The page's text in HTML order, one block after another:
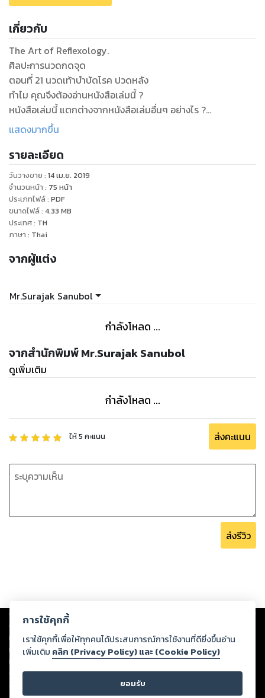
เกี่ยวกับ
The Art of Reflexology.
ศิลปะการนวดกดจุด
ตอนที่ 21 นวดเท้าบำบัดโรค ปวดหลัง
ทำไม คุณจึงต้องอ่านหนังสือเล่มนี้ ?
หนังสือเล่มนี้ แตกต่างจากหนังสือเล่มอื่นๆ อย่างไร ?
คุณจะได้อะไร จากหนังสือเล่มนี้ ?
บำบัดโรคด้วยรูปแบบ วิถีแห่งธรรมชาติ บำบัด
คุณเคยได้รับการบำบัดรักษาด้วยยาแผนปัจจุบันแล้ว แต่อาการไม่
ดีขึ้น
คุณไม่ต้องการ ใช้ยา กินยา ฉีดยา ฯ คุณยังคงเฝ้ามองหา วิธีการ
ใหม่ๆ เพื่อทำการบำบัดรักษา แต่วิธีไหน ? จะเป็นวิธีที่ สะดวก สบาย
เรียบง่าย ปลอดภัย และไม่มีสารพิษตกค้าง หนังสือเล่มนี้ เปรียบ
ออกจาก ถ้ำที่มืดมิด
หนังสือเล่มนี้ จะบอกให้คุณได้รู้ว่า วิทยาศาสตร์ และ ศิลปะ สามารถ
แต่ อย่าเพิ่งรีบเชื่อในสิ่งที่ฉันเขียน เพราะทุกสิ่งอาจจะไม่เป็นไปตาม
ที่ฉันเขียนหรือตามที่คุณคาดหวัง
ฉัน ไม่สามารถรับประกัน ได้ว่า ความรู้ในการนวดกดจุดเพื่อบำบัด
โรคของฉัน จะก่อให้เกิดผลลัพธ์ในการบำบัดที่มีประสิทธิภาพ
สำหรับคุณ เพราะยังมีปัจจัยหลายอย่างที่เกี่ยวข้อง เช่น
พฤติกรรมการใช้ชีวิต การกินอยู่หลับนอน ออกกำลังกายฯ
หนังสือเล่มนี้ แตกต่างจากหนังสือทั่วไป อย่างไร ?
หนังสือเล่มนี้ เขียนขึ้นจากการเก็บรวบรวมข้อมูลเกี่ยวกับการนวด
กดจุดสะท้อนเพื่อบำบัดโรค และจากประสบการณ์จริงในการนวด
กดจุด เพื่อบำบัดโรคของฉัน คนใกล้ตัวฉัน ซึ่งหากเป็นโรคหรือ
อาการ ไม่รุนแรง เช่น ปวดหัว วิงเวียน เป็นลม ไข้หวัด ผลการ
1) คุณจะได้รับรู้ความลับของศาสตร์และศิลป์แห่งการนวดกดจุด
Mr.Surajak Sanubol
แสดงมากขึ้น
รายละเอียด
วันวางขาย : 14 เม.ย. 2019
จำนวนหน้า : 75 หน้า
ประเภทไฟล์: PDF
ขนาดไฟล์: 4.33 MB
ประเทศ: TH
ภาษา : Thai
จากผู้แต่ง
Mr.Surajak Sanubol
กำลังโหลด ...
จากสำนักพิมพ์ Mr.Surajak Sanubol
ดูเพิ่มเติม
กำลังโหลด ...
ให้5 คะแนน ส่งคะแนน
ส่งรีวิว
Copyright © 2026
ต่อผลงานหรือเนื้อหาใดที่อัปโหลดผ่านเว็บไซต์และปรากฏว่าละเมิดสิทธิใน
ทรัพย์สินทางปัญญาของบุคคลอื่นหรือขัดต่อกฎหมายและศีลธรรม ดังนั้น ผู้อ่าน
ทุกท่านโปรดใช้วิจารณญาณในการกลั่นกรองด้วยตนเอง และหากท่านพบว่าส่วน
หนึ่งส่วนใดขัดต่อกฎหมายและศีลธรรม กรุณาแจ้งมายังบริษัท เพื่อทีมงานจะได้
ดำเนินการในทันที ทั้งนี้ ทางสตอรี่ล็อกขอสงวนลิขสิทธิ์ตามพระราชบัญญัติ
ลิขสิทธิ์ พ.ศ. 2537 (ฉบับล่าสุด)
การใช้คุกกี้
เราใช้คุกกี้เพื่อให้ทุกคนได้ประสบการณ์การใช้งานที่ดียิ่งขึ้นอ่าน
เพิ่มเติม คลิก (Privacy Policy) และ (Cookie Policy)
ยอมรับ